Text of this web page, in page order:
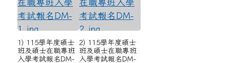
1) 115學年度碩士
班及碩士在職專班
入學考試報名DM-
2) 115學年度碩士
班及碩士在職專班
入學考試報名DM-